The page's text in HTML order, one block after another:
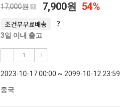
17,000원 7,900원 54%
조건부무료배송
3일 이내 출고
2023-10-17 00:00 ~ 2099-10-12 23:59
중국